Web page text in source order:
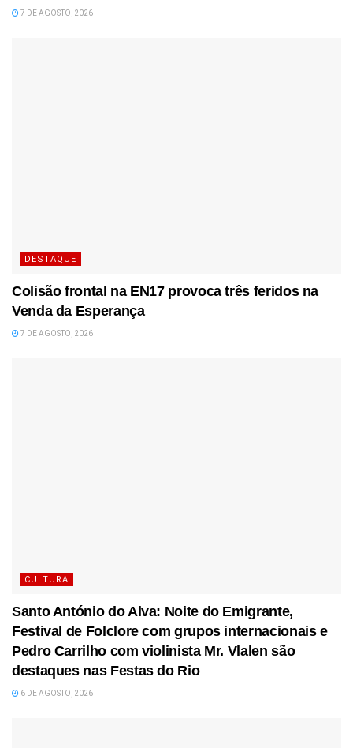
7 DE AGOSTO, 2026
DESTAQUE
Colisão frontal na EN17 provoca três feridos na
Venda da Esperança
7 DE AGOSTO, 2026
CULTURA
Santo António do Alva: Noite do Emigrante,
Festival de Folclore com grupos internacionais e
Pedro Carrilho com violinista Mr. Vlalen são
destaques nas Festas do Rio
6 DE AGOSTO, 2026